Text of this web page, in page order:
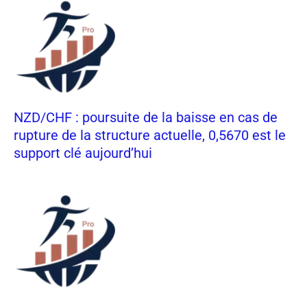
NZD/CHF : poursuite de la baisse en cas de
rupture de la structure actuelle, 0,5670 est le
support clé aujourd’hui